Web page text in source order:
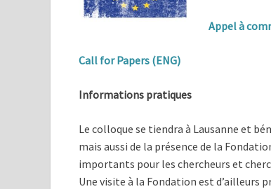
Appel à
Call for Papers (ENG)
Informations pratiques
Le colloque se tiendra à Lausanne et
mais aussi de la présence de la
importants pour les chercheurs et
Une visite à la Fondation est d’ailleurs